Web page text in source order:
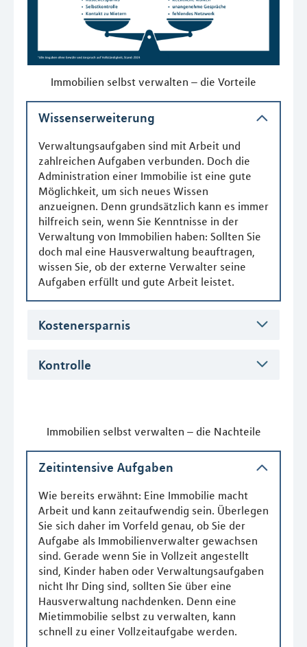
Immobilien selbst verwalten – die Vorteile
Wissenserweiterung
Verwaltungsaufgaben sind mit Arbeit und
zahlreichen Aufgaben verbunden. Doch die
Administration einer Immobilie ist eine gute
Möglichkeit, um sich neues Wissen
anzueignen. Denn grundsätzlich kann es immer
hilfreich sein, wenn Sie Kenntnisse in der
Verwaltung von Immobilien haben: Sollten Sie
doch mal eine Hausverwaltung beauftragen,
wissen Sie, ob der externe Verwalter seine
Aufgaben erfüllt und gute Arbeit leistet.
Kostenersparnis
Kontrolle
Immobilien selbst verwalten – die Nachteile
Zeitintensive Aufgaben
Wie bereits erwähnt: Eine Immobilie macht
Arbeit und kann zeitaufwendig sein. Überlegen
Sie sich daher im Vorfeld genau, ob Sie der
Aufgabe als Immobilienverwalter gewachsen
sind. Gerade wenn Sie in Vollzeit angestellt
sind, Kinder haben oder Verwaltungsaufgaben
nicht Ihr Ding sind, sollten Sie über eine
Hausverwaltung nachdenken. Denn eine
Mietimmobilie selbst zu verwalten, kann
schnell zu einer Vollzeitaufgabe werden.